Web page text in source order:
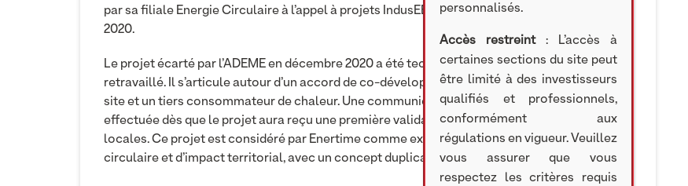
par sa filiale Energie Circulaire à l’appel à projets IndusEE de l’ADEME clos le 20 octobre
2020.
Le projet écarté par l’ADEME en décembre 2020 a été techniquement et économiquement
retravaillé. Il s’articule autour d’un accord de co-développement signé avec l’exploitant du
site et un tiers consommateur de chaleur. Une communication officielle pourra être
effectuée dès que le projet aura reçu une première validation des instances politiques
locales. Ce projet est considéré par Enertime comme exemplaire en matière d’économie
circulaire et d’impact territorial, avec un concept duplicable en France comme à l’étranger.
personnalisés.
Accès restreint: L’accès à
certaines sections du site peut
être limité à des investisseurs
qualifiés et professionnels,
conformément aux
régulations en vigueur. Veuillez
vous assurer que vous
respectez les critères requis